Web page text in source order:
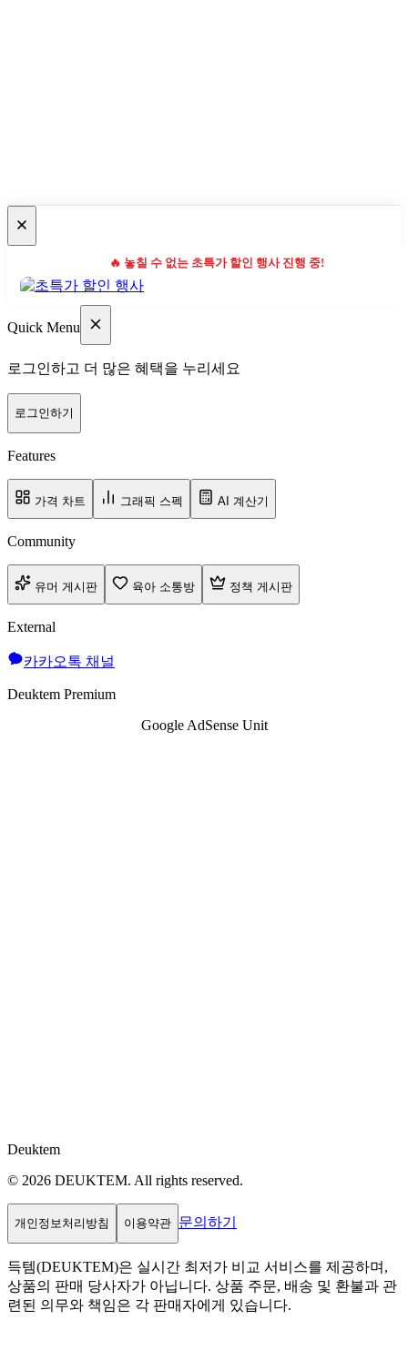
🔥 놓칠 수 없는 초특가 할인 행사 진행 중!
Quick Menu
로그인하고 더 많은 혜택을 누리세요
로그인하기
Features
가격 차트 그래픽 스펙 AI 계산기
Community
유머 게시판 육아 소통방 정책 게시판
External
카카오톡 채널
Deuktem Premium
Google AdSense Unit
Deuktem
© 2026 DEUKTEM. All rights reserved.
개인정보처리방침 이용약관 문의하기
득템(DEUKTEM)은 실시간 최저가 비교 서비스를 제공하며,
상품의 판매 당사자가 아닙니다. 상품 주문, 배송 및 환불과 관
련된 의무와 책임은 각 판매자에게 있습니다.